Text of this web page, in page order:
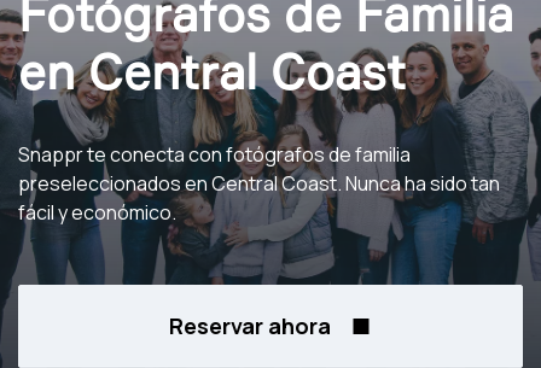
Fotógrafos de Familia
en Central Coast
Snappr te conecta con fotógrafos de familia
preseleccionados en Central Coast. Nunca ha sido tan
fácil y económico.
Reservar ahora